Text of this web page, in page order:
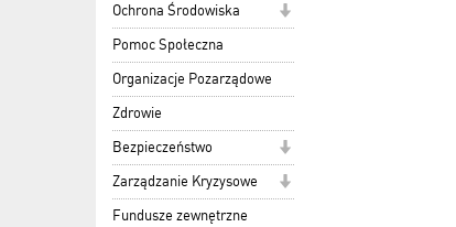
Ochrona Środowiska
Pomoc Społeczna
Organizacje Pozarządowe
Zdrowie
Bezpieczeństwo
Zarządzanie Kryzysowe
Fundusze zewnętrzne